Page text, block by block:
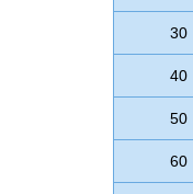
30
40
50
60